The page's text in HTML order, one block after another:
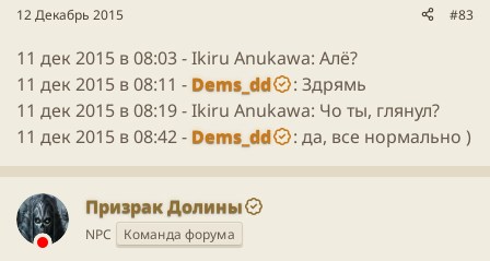
12 Декабрь 2015 #83
11 дек 2015 в 08:03 -Ikiru Anukawa: Алё?
11 дек 2015 в 08:11 - Dems_dd
: Здрямь
11 дек 2015 в 08:19 -Ikiru Anukawa: Чо ты, глянул?
11 дек 2015 в 08:42 - Dems_dd : да, все нормально )
Призрак Долины
NPC Команда форума